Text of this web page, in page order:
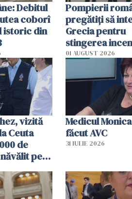
Debitul
coborî
istoric din
Pompierii
pregătiţi să
Grecia pentru
stingerea
01 AUGUST 2026
vizită
Ceuta
de
pe
„Vom
Medicul
făcut AVC
31 IULIE 2026